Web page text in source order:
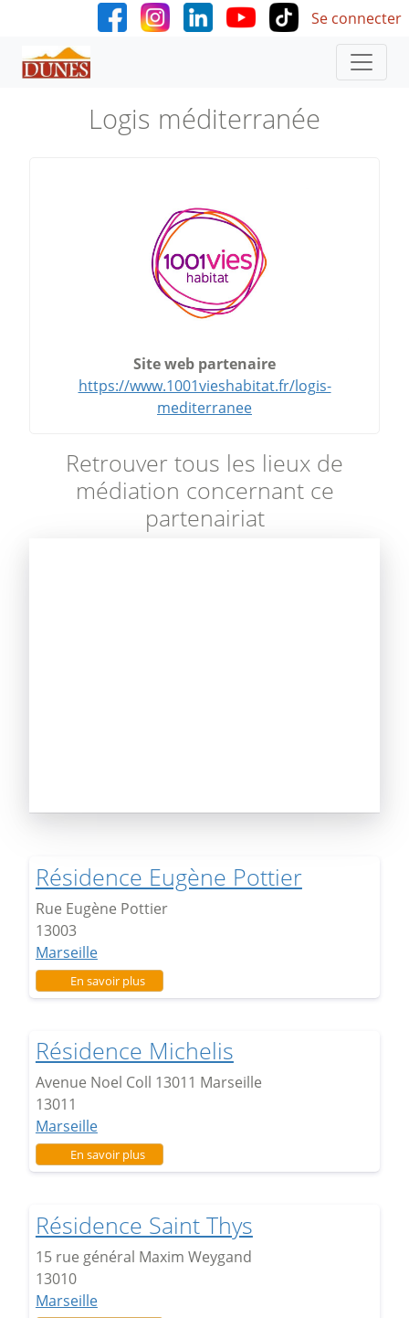
Aller au contenu principal User
Se connecter
Logis méditerranée
Site web partenaire
https://www.1001vieshabitat.fr/logis-
mediterranee
Retrouver tous les lieux de
médiation concernant ce
partenairiat
Résidence Eugène Pottier
Rue Eugène Pottier
13003
Marseille
En savoir plussur Résidence Eugène Pottier
Résidence Michelis
Avenue Noel Coll 13011 Marseille
13011
Marseille
En savoir plussur Résidence Michelis
Résidence Saint Thys
15 rue général Maxim Weygand
13010
Marseille